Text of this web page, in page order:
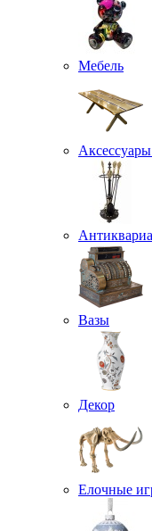
Мебель
Вазы
Декор
Елочные